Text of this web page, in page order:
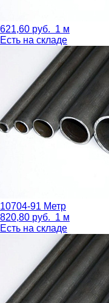
621,60 руб. 1 м
Есть на складе
10704-91 Метр
820,80 руб. 1 м
Есть на складе